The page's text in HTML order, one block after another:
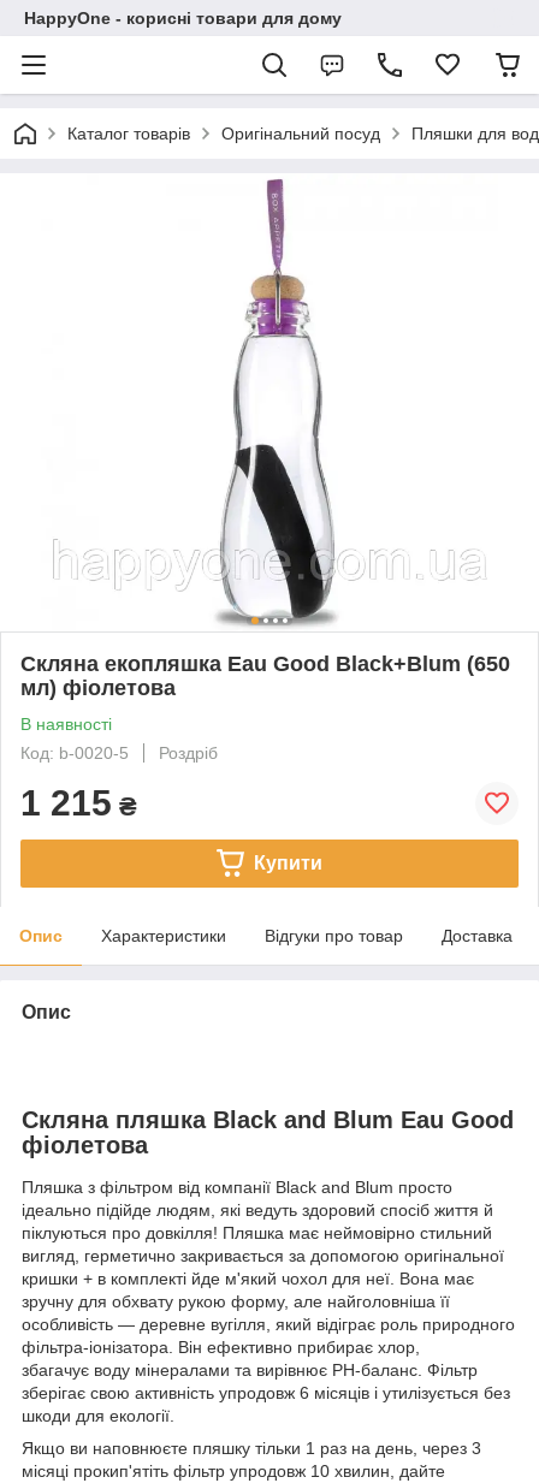
HappyOne - корисні товари для дому
Каталог товарів Оригінальний посуд Пляшки для
Скляна екопляшка Eau Good Black+Blum (650
мл) фіолетова
В наявності
Код: b-0020-5
Роздріб
1 215 ₴
Купити
Опис Характеристики Відгуки про товар Доставка
Опис
Скляна пляшка Black and Blum Eau Good
фіолетова
Пляшка з фільтром від компанії Black and Blum просто
ідеально підійде людям, які ведуть здоровий спосіб життя й
піклуються про довкілля! Пляшка має неймовірно стильний
вигляд, герметично закривається за допомогою оригінальної
кришки + в комплекті йде м'який чохол для неї. Вона має
зручну для обхвату рукою форму, але найголовніша її
особливість — деревне вугілля, який відіграє роль природного
фільтра-іонізатора. Він ефективно прибирає хлор,
збагачує воду мінералами та вирівнює PH-баланс. Фільтр
зберігає свою активність упродовж 6 місяців і утилізується без
шкоди для екології.
Якщо ви наповнюєте пляшку тільки 1 раз на день, через 3
місяці прокип'ятіть фільтр упродовж 10 хвилин, дайте